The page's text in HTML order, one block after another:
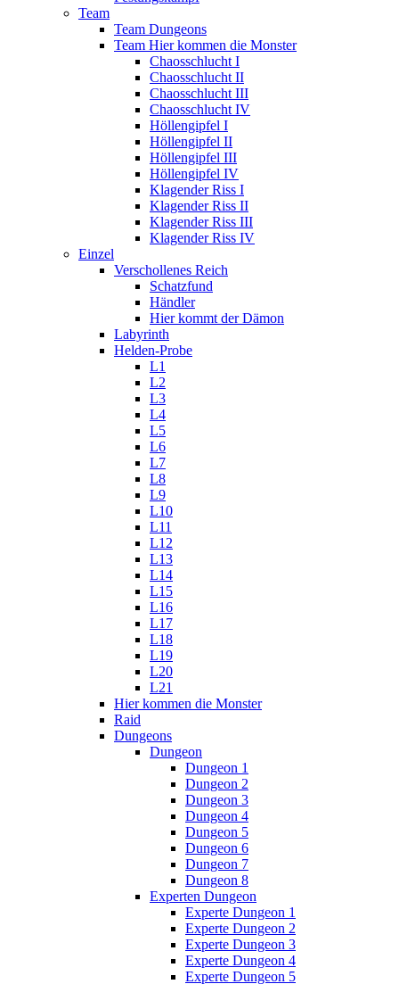
Team
Team Dungeons
Team Hier kommen die Monster
Chaosschlucht I
Chaosschlucht II
Chaosschlucht III
Chaosschlucht IV
Höllengipfel I
Höllengipfel II
Höllengipfel III
Höllengipfel IV
Klagender Riss I
Klagender Riss II
Klagender Riss III
Klagender Riss IV
Einzel
Verschollenes Reich
Schatzfund
Händler
Hier kommt der Dämon
Labyrinth
Helden-Probe
L1
L2
L3
L4
L5
L6
L7
L8
L9
L10
L11
L12
L13
L14
L15
L16
L17
L18
L19
L20
L21
Hier kommen die Monster
Raid
Dungeons
Dungeon
Dungeon 1
Dungeon 2
Dungeon 3
Dungeon 4
Dungeon 5
Dungeon 6
Dungeon 7
Dungeon 8
Experten Dungeon
Experte Dungeon 1
Experte Dungeon 2
Experte Dungeon 3
Experte Dungeon 4
Experte Dungeon 5